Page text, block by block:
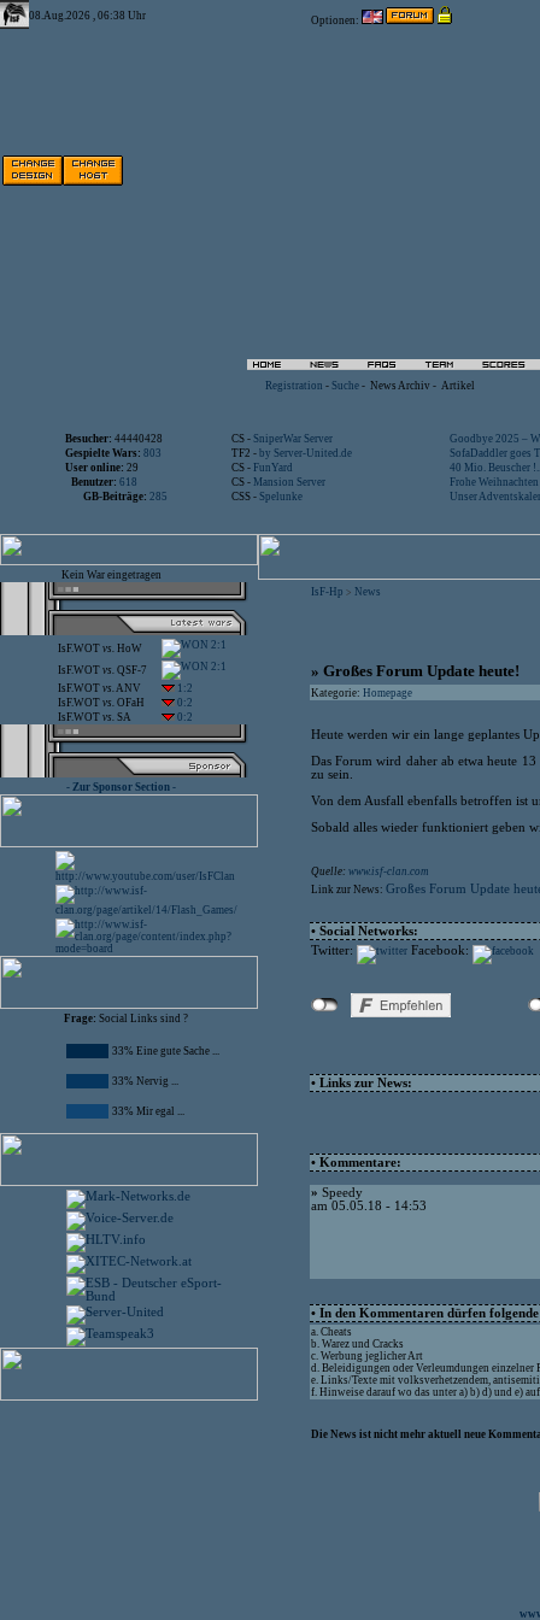
08.Aug.2026 , 06:38 Uhr Optionen:
Registration - Suche - News Archiv - Artikel
Besucher: 44440428 CS - SniperWar Server
Goodbye 2025 –
Gespielte Wars: 803 TF2 - by Server-United.de
SofaDaddler goes
User online: 29 CS - FunYard
40 Mio. Beuscher
Benutzer: 618 CS - Mansion Server
Frohe
GB-Beiträge: 285 CSS - Spelunke Unser
Kein War eingetragen
IsF.WOT vs. HoW 2:1
IsF.WOT vs. QSF-7
2:1
IsF.WOT vs.ANV
1:2
IsF.WOT vs. OFaH
0:2
IsF.WOT vs. SA 0:2
- Zur Sponsor Section -
Frage: Social Links sind ?
33% Eine gute Sache ...
33% Nervig ...
33% Mir egal ...
IsF-Hp > News
» Großes Forum Update heute!
Kategorie: Homepage
Heute werden wir ein lange geplantes
Das Forum wird daher ab etwa heute
zu sein.
Von dem Ausfall ebenfalls betroffen ist
Sobald alles wieder funktioniert geben
Quelle: www.isf-clan.com
Link zur News: Großes Forum Update
• Social Networks:
Twitter:
Facebook:
• Links zur News:
• Kommentare:
» Speedy
am 05.05.18 - 14:53
• In den Kommentaren dürfen
a. Cheats
b. Warez und Cracks
c. Werbung jeglicher Art
d. Beleidigungen oder Verleumdungen einzelner
e. Links/Texte mit volksverhetzendem,
f. Hinweise darauf wo das unter a) b) d) und e)
Die News ist nicht mehr aktuell neue